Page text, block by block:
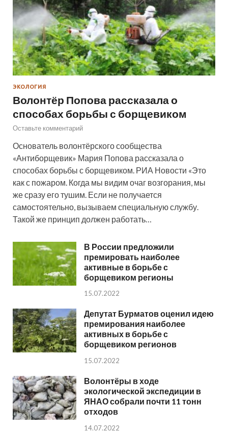
ЭКОЛОГИЯ
Волонтёр Попова рассказала о
способах борьбы с борщевиком
Оставьте комментарий
Основатель волонтёрского сообщества
«Антиборщевик» Мария Попова рассказала о
способах борьбы с борщевиком. РИА Новости «Это
как с пожаром. Когда мы видим очаг возгорания, мы
же сразу его тушим. Если не получается
самостоятельно, вызываем специальную службу.
Такой же принцип должен работать…
В России предложили
премировать наиболее
активные в борьбе с
борщевиком регионы
15.07.2022
Депутат Бурматов оценил идею
премирования наиболее
активных в борьбе с
борщевиком регионов
15.07.2022
Волонтёры в ходе
экологической экспедиции в
ЯНАО собрали почти 11 тонн
отходов
14.07.2022